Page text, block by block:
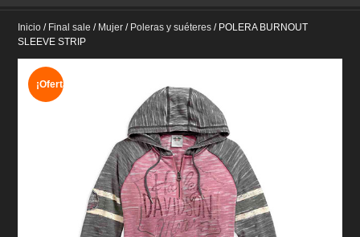
Inicio / Final sale / Mujer / Poleras y suéteres / POLERA BURNOUT
SLEEVE STRIP
¡Oferta!